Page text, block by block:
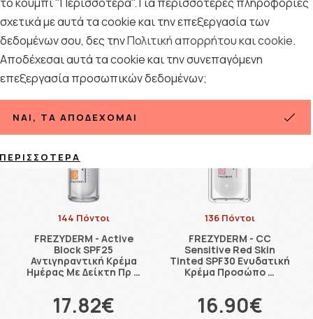
Ταξινόμηση Προβολή
144 Πόντοι
FREZYDERM - Active
Block SPF25
Αντιγηραντική Κρέμα
Ημέρας Με Δείκτη Πρ …
17.82€
136 Πόντοι
FREZYDERM - CC
Sensitive Red Skin
Tinted SPF30 Ενυδατική
Κρέμα Προσώπο …
16.90€
σχετικά με αυτά τα cookie και την επεξεργασία των
δεδομένων σου, δες τηνΠολιτική απορρήτου και cookie.
Αποδέχεσαι αυτά τα cookie και την συνεπαγόμενη
επεξεργασία προσωπικών δεδομένων;
ΝΑΙ, ΤΑ ΑΠΟΔΈΧΟΜΑΙ
ΠΕΡΙΣΣΌΤΕΡΑ